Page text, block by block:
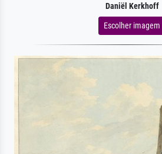
Daniël Kerkhoff
Escolher imagem